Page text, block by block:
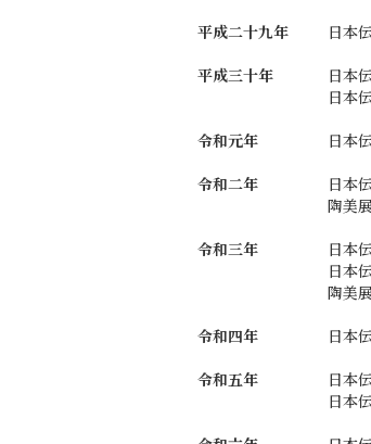
平成二十九年
日本
平成三十年
日本
日本
令和元年
日本
令和二年
日本
陶美
令和三年
日本
日本
陶美
令和四年
日本
令和五年
日本
日本